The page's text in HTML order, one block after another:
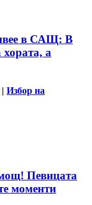
в САЩ: В
а
| Избор на
Певицата
моменти